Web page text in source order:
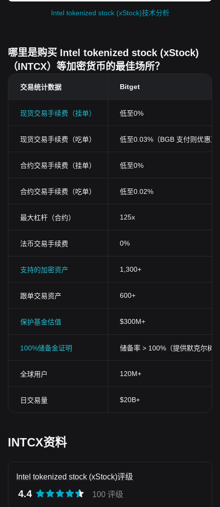
Intel tokenized stock (xStock)技术分析
哪里是购买 Intel tokenized stock (xStock)
（INTCX）等加密货币的最佳场所？
交易统计数据 Bitget
现货交易手续费（挂单） 低至0%
现货交易手续费（吃单） 低至0.03%（BGB 支付则优惠至
合约交易手续费（挂单） 低至0%
合约交易手续费（吃单） 低至0.02%
最大杠杆（合约） 125x
法币交易手续费 0%
支持的加密资产 1,300+
跟单交易资产 600+
保护基金估值 $300M+
100%储备金证明 储备率 > 100%（提供默克尔树
全球用户 120M+
日交易量 $20B+
INTCX资料
Intel tokenized stock (xStock)评级
4.4 100 评级